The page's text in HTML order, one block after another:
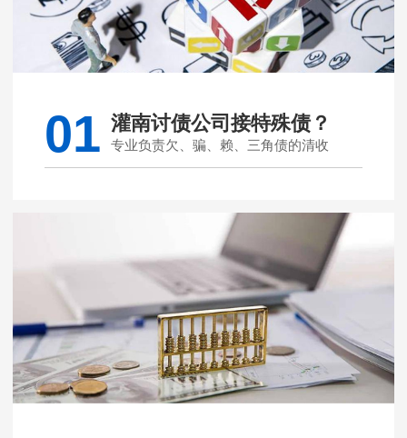
01 灌南讨债公司接特殊债？
专业负责欠、骗、赖、三角债的清收